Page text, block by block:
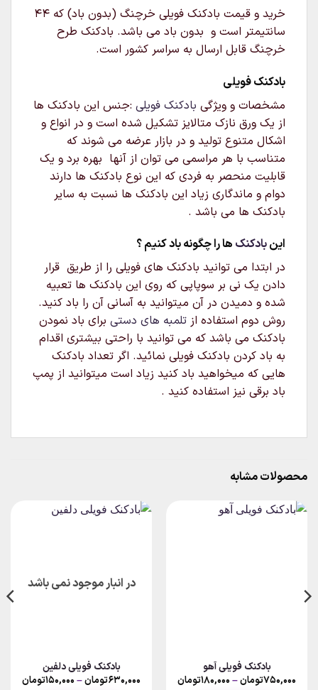
خرید و قیمت بادکنک فویلی خرچنگ (بدون باد) که ۴۴
سانتیمتر است و بدون باد می باشد. بادکنک طرح
خرچنگ قابل ارسال به سراسر کشور است.
بادکنک فویلی
مشخصات و ویژگی بادکنک فویلی :جنس این بادکنک ها
از یک ورق نازک متالایز تشکیل شده است و در انواع و
اشکال متنوع تولید و در بازار عرضه می شوند که
متناسب با هر مراسمی می توان از آنها بهره برد و یک
قابلیت منحصر به فردی که این نوع بادکنک ها دارند
دوام و ماندگاری زیاد این بادکنک ها نسبت به سایر
بادکنک ها می باشد .
اینبادکنک ها را چگونه باد کنیم ؟
در ابتدا می توانید بادکنک های فویلی را از طریق قرار
دادن یک نی بر سوپاپی که روی این بادکنک ها تعبیه
شده و دمیدن در آن میتوانید به آسانی آن را باد کنید.
روش دوم استفاده از تلمبه های دستی برای باد نمودن
بادکنک می باشد که می توانید با راحتی بیشتری اقدام
به باد کردن بادکنک فویلی نمائید. اگر تعداد بادکنک
هایی که میخواهید باد کنید زیاد است میتوانید از پمپ
باد برقی نیز استفاده کنید .
محصولات مشابه
بادکنک فویلی آهو
۷۵۰,۰۰۰تومان–۱۸۰,۰۰۰تومانPrice
در انبار موجود نمی باشد
بادکنک فویلی دلفین
۶۳۰,۰۰۰تومان–۱۵۰,۰۰۰تومان